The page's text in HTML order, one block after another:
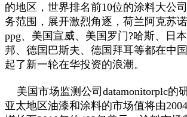
的地区，世界排名前10位的涂料大公
务范围，展开激烈角逐，荷兰阿克苏
ppg、美国宣威、美国罗门?哈斯、日
邦、德国巴斯夫、德国拜耳等都在中
起了新一轮在华投资的浪潮。
美国市场监测公司datamonitorplc的
亚太地区油漆和涂料的市场值将由